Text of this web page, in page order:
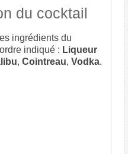
du cocktail
ingrédients du
indiqué : Liqueur
, Cointreau, Vodka.